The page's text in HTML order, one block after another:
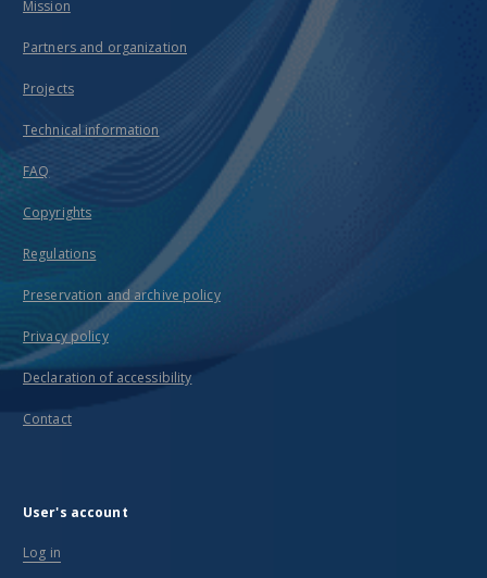
Mission
Partners and organization
Projects
Technical information
FAQ
Copyrights
Regulations
Preservation and archive policy
Privacy policy
Declaration of accessibility
Contact
User's account
Log in